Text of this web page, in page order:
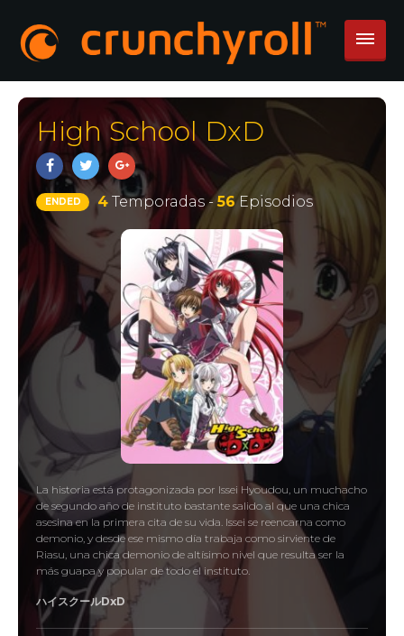
High School DxD
ENDED 4Temporadas -56Episodios
La historia está protagonizada por Issei Hyoudou, un muchacho
de segundo año de instituto bastante salido al que una chica
asesina en la primera cita de su vida. Issei se reencarna como
demonio, y desde ese mismo día trabaja como sirviente de
Riasu, una chica demonio de altísimo nivel que resulta ser la
más guapa y popular de todo el instituto.
ハイスクールDxD